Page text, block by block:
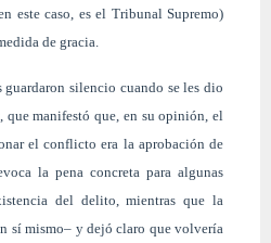
este caso, es el Tribunal Supremo)
de gracia.
guardaron silencio cuando se les dio
manifestó que, en su opinión, el
el conflicto era la aprobación de
la pena concreta para algunas
del delito, mientras que la
sí mismo– y dejó claro que volvería